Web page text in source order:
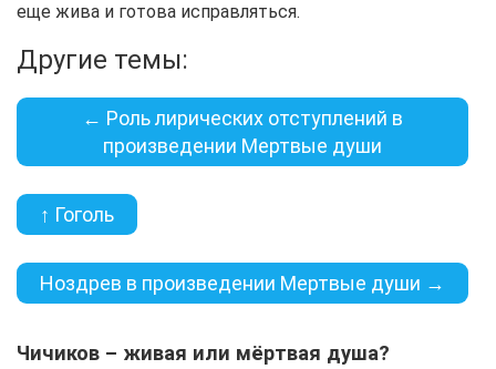
еще жива и готова исправляться.
Другие темы:
← Роль лирических отступлений в
произведении Мертвые души
↑ Гоголь
Ноздрев в произведении Мертвые души →
Чичиков – живая или мёртвая душа?